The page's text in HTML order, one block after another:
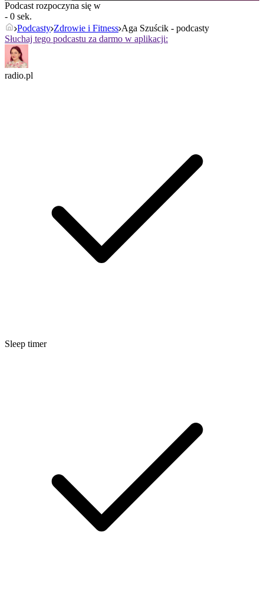
Podcast rozpoczyna się w
- 0 sek.
Podcasty Zdrowie i Fitness Aga Szuścik - podcasty
Słuchaj tego podcastu za darmo w aplikacji:
radio.pl
Sleep timer